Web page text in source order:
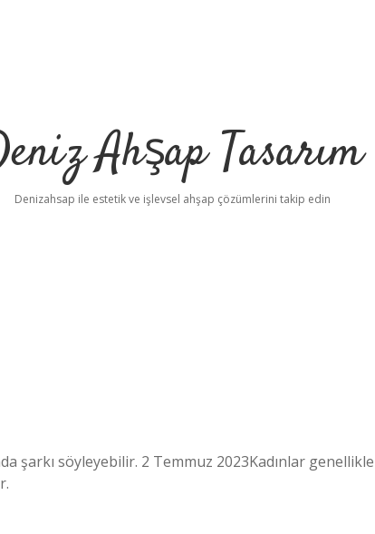
Ahşap Tasarım
Denizahsap ile estetik ve işlevsel ahşap çözümlerini takip edin
şarkı söyleyebilir. 2 Temmuz 2023Kadınlar genellikle